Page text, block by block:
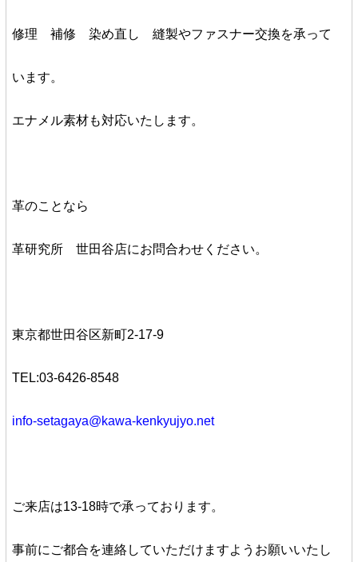
修理 補修 染め直し 縫製やファスナー交換を承って
います。
エナメル素材も対応いたします。
革のことなら
革研究所 世田谷店にお問合わせください。
東京都世田谷区新町2-17-9
TEL:03-6426-8548
info-setagaya@kawa-kenkyujyo.net
ご来店は13-18時で承っております。
事前にご都合を連絡していただけますようお願いいたし